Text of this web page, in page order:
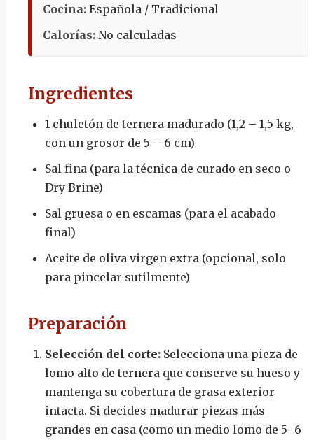
Cocina: Española / Tradicional
Calorías: No calculadas
Ingredientes
1 chuletón de ternera madurado (1,2 – 1,5 kg,
con un grosor de 5 – 6 cm)
Sal fina (para la técnica de curado en seco o
Dry Brine)
Sal gruesa o en escamas (para el acabado
final)
Aceite de oliva virgen extra (opcional, solo
para pincelar sutilmente)
Preparación
Selección del corte: Selecciona una pieza de
lomo alto de ternera que conserve su hueso y
mantenga su cobertura de grasa exterior
intacta. Si decides madurar piezas más
grandes en casa (como un medio lomo de 5–6